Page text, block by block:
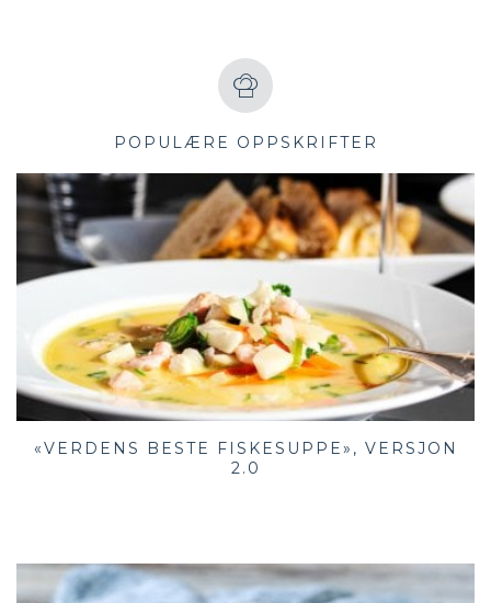
POPULÆRE OPPSKRIFTER
«VERDENS BESTE FISKESUPPE», VERSJON
2.0